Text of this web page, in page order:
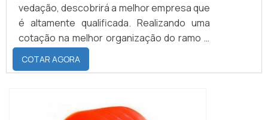
vedação, descobrirá a melhor empresa que
é altamente qualificada. Realizando uma
cotação na melhor organização do ramo e
descobrindo a maior referência de
qualidade da área de atuação.MAIS SOBRE
em uma empresa inovadora, consegue
COTAR AGORA